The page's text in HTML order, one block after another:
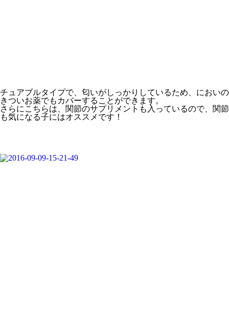
チュアブルタイプで、匂いがしっかりしているため、においの
きついお薬でもカバーすることができます。
さらにこちらは、 関節のサプリメント も入っているので、関節
も気になる子にはオススメです！